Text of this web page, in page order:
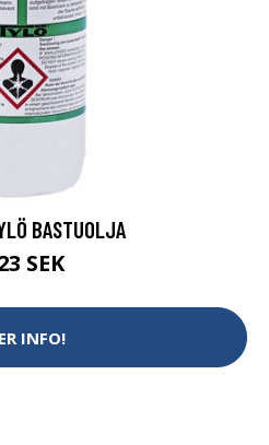
BASTUOLJA
SEK
INFO!